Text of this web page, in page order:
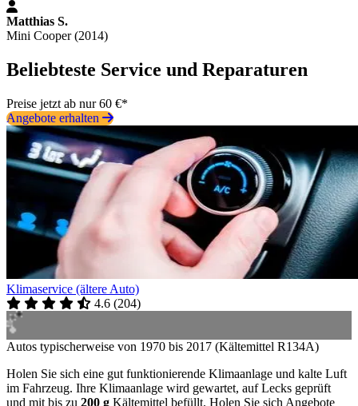
Matthias S.
Mini Cooper (2014)
Beliebteste Service und Reparaturen
Preise jetzt ab nur 60 €*
Angebote erhalten
Klimaservice (ältere Auto)
4.6 (204)
Autos typischerweise von 1970 bis 2017 (Kältemittel R134A)
Holen Sie sich eine gut funktionierende Klimaanlage und kalte Luft
im Fahrzeug. Ihre Klimaanlage wird gewartet, auf Lecks geprüft
und mit bis zu 200 g Kältemittel befüllt. Holen Sie sich Angebote